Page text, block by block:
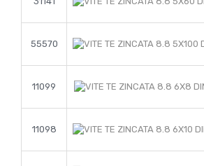
55570
11099
11098